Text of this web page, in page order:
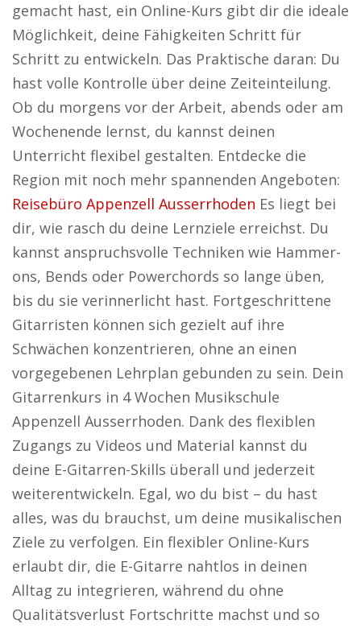
gemacht hast, ein Online-Kurs gibt dir die ideale
Möglichkeit, deine Fähigkeiten Schritt für
Schritt zu entwickeln. Das Praktische daran: Du
hast volle Kontrolle über deine Zeiteinteilung.
Ob du morgens vor der Arbeit, abends oder am
Wochenende lernst, du kannst deinen
Unterricht flexibel gestalten. Entdecke die
Region mit noch mehr spannenden Angeboten:
Reisebüro Appenzell Ausserrhoden Es liegt bei
dir, wie rasch du deine Lernziele erreichst. Du
kannst anspruchsvolle Techniken wie Hammer-
ons, Bends oder Powerchords so lange üben,
bis du sie verinnerlicht hast. Fortgeschrittene
Gitarristen können sich gezielt auf ihre
Schwächen konzentrieren, ohne an einen
vorgegebenen Lehrplan gebunden zu sein. Dein
Gitarrenkurs in 4 Wochen Musikschule
Appenzell Ausserrhoden. Dank des flexiblen
Zugangs zu Videos und Material kannst du
deine E-Gitarren-Skills überall und jederzeit
weiterentwickeln. Egal, wo du bist – du hast
alles, was du brauchst, um deine musikalischen
Ziele zu verfolgen. Ein flexibler Online-Kurs
erlaubt dir, die E-Gitarre nahtlos in deinen
Alltag zu integrieren, während du ohne
Qualitätsverlust Fortschritte machst und so